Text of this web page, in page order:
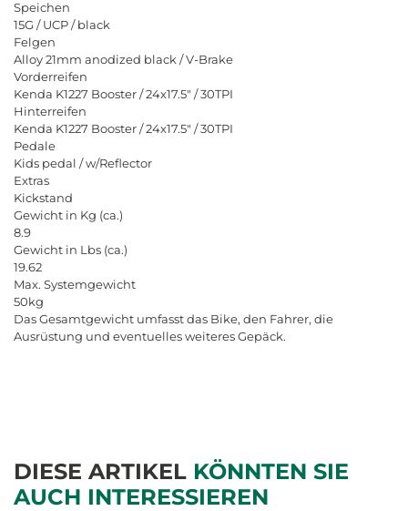
Speichen
15G / UCP / black
Felgen
Alloy 21mm anodized black / V-Brake
Vorderreifen
Kenda K1227 Booster / 24x17.5" / 30TPI
Hinterreifen
Kenda K1227 Booster / 24x17.5" / 30TPI
Pedale
Kids pedal / w/Reflector
Extras
Kickstand
Gewicht in Kg (ca.)
8.9
Gewicht in Lbs (ca.)
19.62
Max. Systemgewicht
50kg
Das Gesamtgewicht umfasst das Bike, den Fahrer, die
Ausrüstung und eventuelles weiteres Gepäck.
DIESE ARTIKEL KÖNNTEN SIE
AUCH INTERESSIEREN